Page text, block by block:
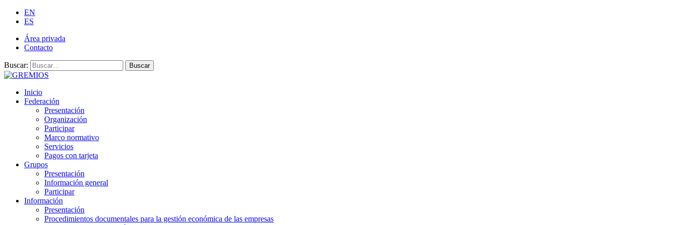
EN
ES
Área privada
Contacto
Buscar: Buscar
Inicio
Federación
Presentación
Organización
Participar
Marco normativo
Servicios
Pagos con tarjeta
Grupos
Presentación
Información general
Participar
Información
Presentación
Procedimientos documentales para la gestión económica de las empresas